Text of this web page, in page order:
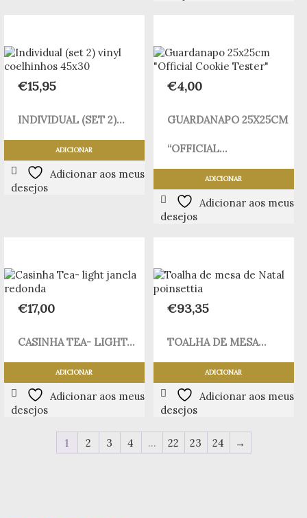
€15,95
INDIVIDUAL (SET 2)...
ADICIONAR
Adicionar aos meus
desejos
€4,00
GUARDANAPO 25X25CM
“OFFICIAL...
ADICIONAR
Adicionar aos meus
desejos
€17,00
CASINHA TEA- LIGHT...
ADICIONAR
Adicionar aos meus
desejos
€93,35
TOALHA DE MESA...
ADICIONAR
Adicionar aos meus
desejos
1 2 3 4 … 22 23 24 →